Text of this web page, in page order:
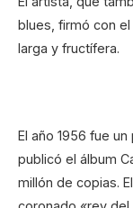
blues, firmó con el
larga y fructífera.
El año 1956 fue
publicó el álbum
millón de copias.